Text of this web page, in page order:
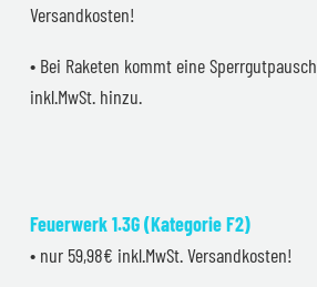
Versandkosten!
• Bei Raketen kommt eine
inkl.MwSt. hinzu.
Feuerwerk 1.3G (Kategorie F2)
• nur 59,98€ inkl.MwSt. Versandkosten!